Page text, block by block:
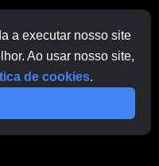
a executar nosso site
Ao usar nosso site,
de cookies.